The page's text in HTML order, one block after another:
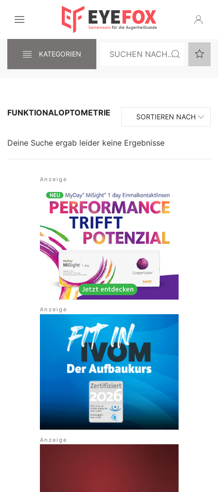
KATEGORIEN
FUNKTIONALOPTOMETRIE SORTIEREN NACH
Deine Suche ergab leider keine Ergebnisse